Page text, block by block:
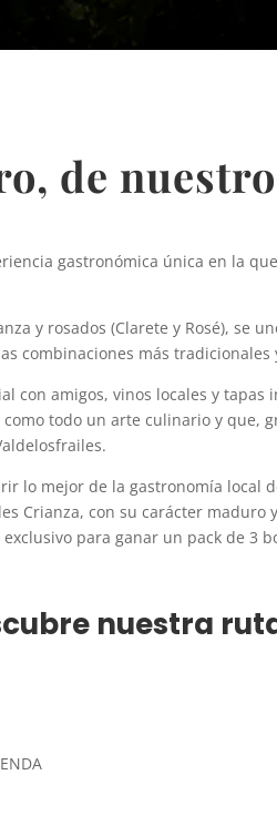
de
gastronómica única en la
y rosados (Clarete y Rosé), se
combinaciones más
con amigos, vinos locales y tapas
todo un arte culinario y
lo mejor de la gastronomía local
Crianza, con su carácter maduro
para ganar un pack de 3
nuestra